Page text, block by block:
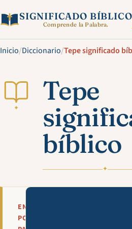
SIGNIFICADO BÍBLICO
Comprende la Palabra.
Inicio/Diccionario/Tepe significado
✦
Tepe
bíblico
✦
EN
POCAS
Mira esta